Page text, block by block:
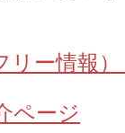
リー情報）
ページ